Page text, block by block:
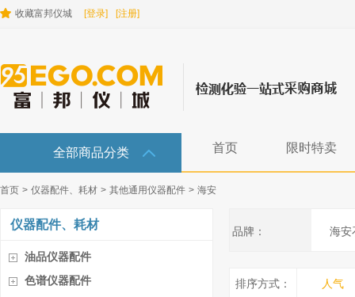
收藏富邦仪城 [登录] [注册]
全部商品分类 首页 限时特卖
首页 > 仪器配件、耗材 > 其他通用仪器配件 > 海安
仪器配件、耗材
油品仪器配件
色谱仪器配件
品牌： 海安
排序方式： 人气